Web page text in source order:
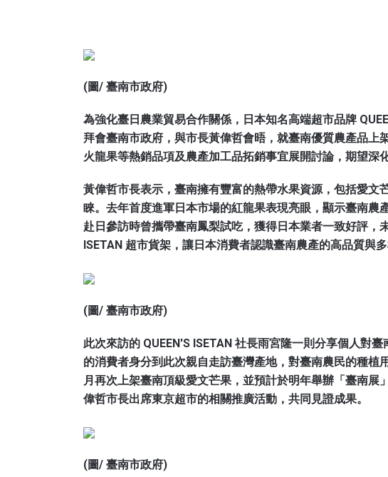
(圖/ 臺南市政府)
為強化臺日農業貿易合作關係，日本知名高端超市品牌
拜會臺南市政府，與市長黃偉哲會晤，就臺南優質農產品上
火龍果等熱銷品項及農產加工品拓銷事宜展開討論，期望深
黃偉哲市長表示，臺南擁有豐富的熱帶水果資源，包括愛文
睞。去年首度進軍日本市場的紅龍果表現亮眼，顯示臺南農
赴日參訪時曾攜帶臺南鳳梨試吃，獲得日本業者一致好評，
ISETAN 超市貨架，讓日本消費者認識臺南農產的高品質與多
(圖/ 臺南市政府)
此次來訪的 QUEEN'S ISETAN 社長雨宮隆一則分享個人對
的消費者身分到此次親自走訪臺灣產地，對臺南農民的種植
月再次上架臺南頂級愛文芒果，並預計於明年舉辦「臺南展
偉哲市長出席東京超市的相關推廣活動，共同見證成果。
(圖/ 臺南市政府)